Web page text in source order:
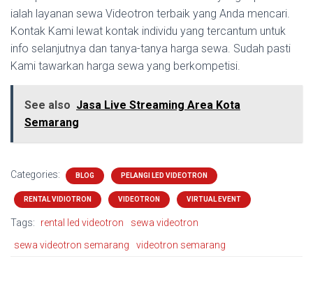
ialah layanan sewa Videotron terbaik yang Anda mencari.
Kontak Kami lewat kontak individu yang tercantum untuk
info selanjutnya dan tanya-tanya harga sewa. Sudah pasti
Kami tawarkan harga sewa yang berkompetisi.
See also Jasa Live Streaming Area Kota
Semarang
Categories: BLOG PELANGI LED VIDEOTRON
RENTAL VIDIOTRON VIDEOTRON VIRTUAL EVENT
Tags: rental led videotron
sewa videotron
sewa videotron semarang
videotron semarang